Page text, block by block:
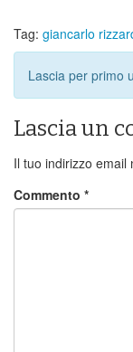
Tag: giancarlo
Lascia per primo
Lascia un
Il tuo indirizzo email
Commento *